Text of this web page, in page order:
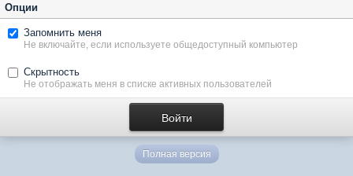
Опции
Запомнить меня
Не включайте, если используете общедоступный компьютер
Скрытность
Не отображать меня в списке активных пользователей
Полная версия